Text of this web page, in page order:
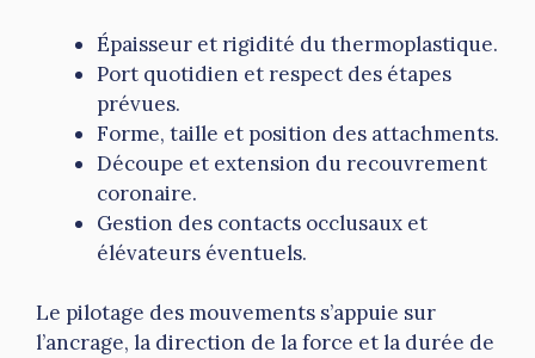
Épaisseur et rigidité du thermoplastique.
Port quotidien et respect des étapes
prévues.
Forme, taille et position des attachments.
Découpe et extension du recouvrement
coronaire.
Gestion des contacts occlusaux et
élévateurs éventuels.
Le pilotage des mouvements s’appuie sur
l’ancrage, la direction de la force et la durée de